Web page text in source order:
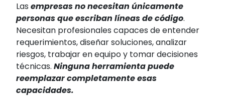
Lasempresas no necesitan únicamente
personas que escriban líneas de código.
Necesitan profesionales capaces de entender
requerimientos, diseñar soluciones, analizar
riesgos, trabajar en equipo y tomar decisiones
técnicas.Ninguna herramienta puede
reemplazar completamente esas
capacidades.